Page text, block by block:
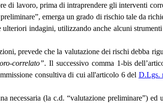
di lavoro, prima di intraprendere gli interventi
emerga un grado di rischio tale da
ulteriori indagini, utilizzando anche alcuni
prevede che la valutazione dei rischi debba
correlato”. Il successivo comma 1-bis
consultiva di cui all'articolo 6 del D.Lgs.
(la c.d. “valutazione preliminare”) ed